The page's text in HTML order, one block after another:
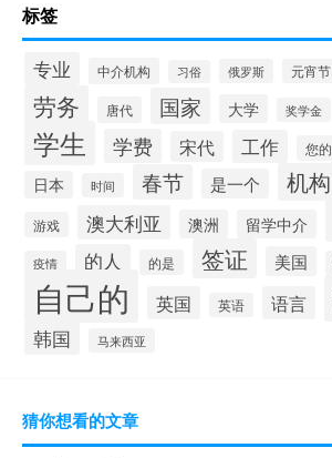
标签
专业 中介机构 习俗 俄罗斯 元宵节
劳务 唐代 国家 大学 奖学金
学生 学费 宋代 工作 您的
日本 时间 春节 是一个 机构
游戏 澳大利亚 澳洲 留学中介
疫情 的人 的是 签证 美国
自己的 英国 英语 语言
韩国 马来西亚
猜你想看的文章